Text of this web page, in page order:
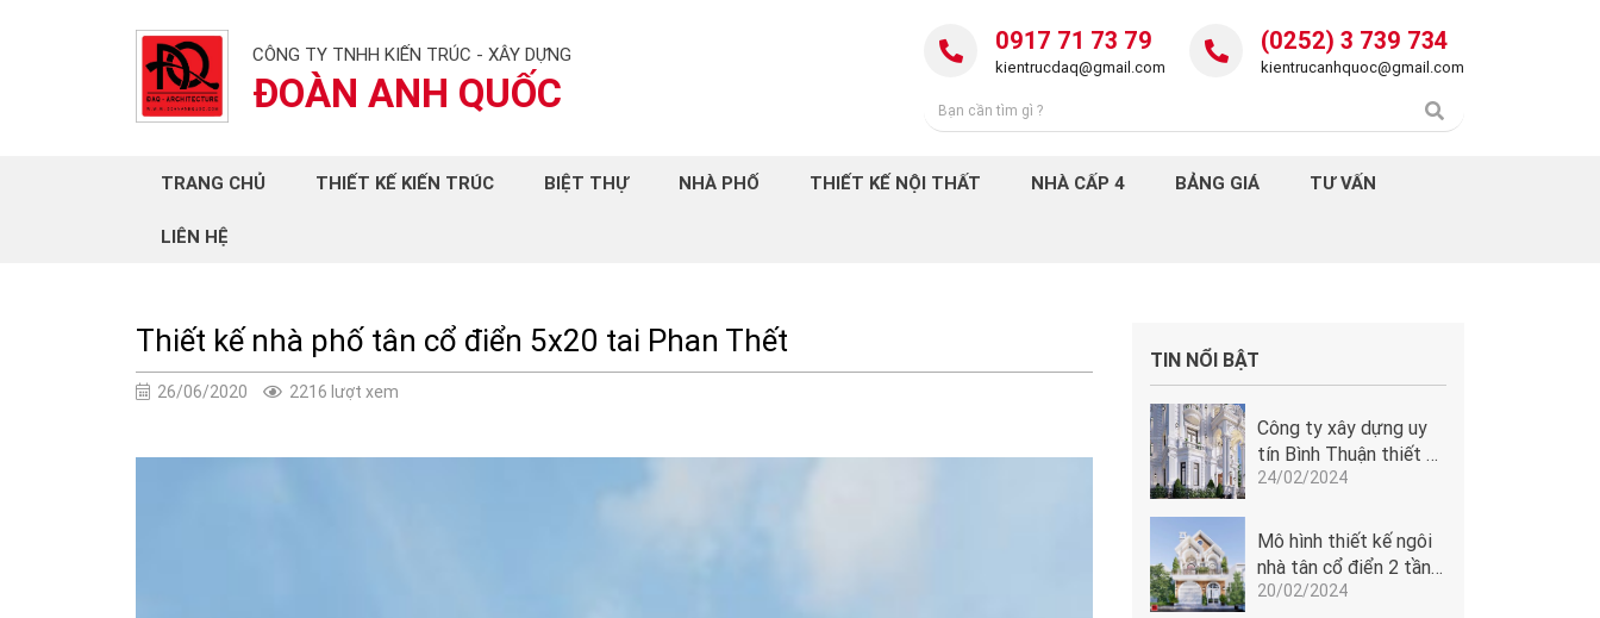
CÔNG TY TNHH KIẾN TRÚC - XÂY DỰNG
ĐOÀN ANH QUỐC
0917 71 73 79
kientrucdaq@gmail.com
(0252) 3 739 734
kientrucanhquoc@gmail.com
TRANG CHỦ THIẾT KẾ KIẾN TRÚC BIỆT THỰ NHÀ PHỐ THIẾT KẾ NỘI THẤT NHÀ CẤP 4 BẢNG GIÁ TƯ VẤN
LIÊN HỆ
Thiết kế nhà phố tân cổ điển 5x20 tai Phan Thết
26/06/2020 2216 lượt xem
TIN NỔI BẬT
Công ty xây dựng uy
tín Bình Thuận thiết kế
lâu đài tân cổ điển
Phan Thiết
24/02/2024
Mô hình thiết kế ngôi
nhà tân cổ điển 2 tầng
cửa vòm tại Phan
20/02/2024